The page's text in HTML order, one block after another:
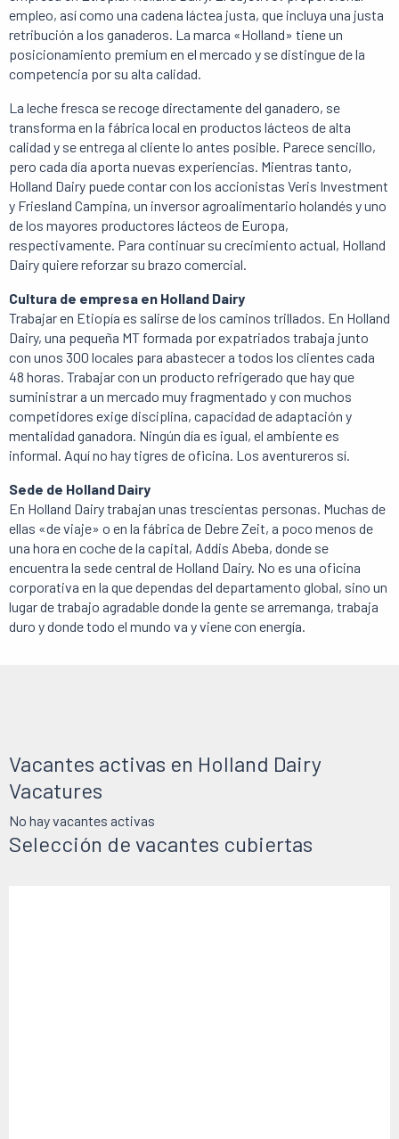
empleo, así como una cadena láctea justa, que incluya una justa
retribución a los ganaderos. La marca «Holland» tiene un
posicionamiento premium en el mercado y se distingue de la
competencia por su alta calidad.
La leche fresca se recoge directamente del ganadero, se
transforma en la fábrica local en productos lácteos de alta
calidad y se entrega al cliente lo antes posible. Parece sencillo,
pero cada día aporta nuevas experiencias. Mientras tanto,
Holland Dairy puede contar con los accionistas Veris Investment
y Friesland Campina, un inversor agroalimentario holandés y uno
de los mayores productores lácteos de Europa,
respectivamente. Para continuar su crecimiento actual, Holland
Dairy quiere reforzar su brazo comercial.
Cultura de empresa en Holland Dairy
Trabajar en Etiopía es salirse de los caminos trillados. En Holland
Dairy, una pequeña MT formada por expatriados trabaja junto
con unos 300 locales para abastecer a todos los clientes cada
48 horas. Trabajar con un producto refrigerado que hay que
suministrar a un mercado muy fragmentado y con muchos
competidores exige disciplina, capacidad de adaptación y
mentalidad ganadora. Ningún día es igual, el ambiente es
informal. Aquí no hay tigres de oficina. Los aventureros sí.
Sede de Holland Dairy
En Holland Dairy trabajan unas trescientas personas. Muchas de
ellas «de viaje» o en la fábrica de Debre Zeit, a poco menos de
una hora en coche de la capital, Addis Abeba, donde se
encuentra la sede central de Holland Dairy. No es una oficina
corporativa en la que dependas del departamento global, sino un
lugar de trabajo agradable donde la gente se arremanga, trabaja
duro y donde todo el mundo va y viene con energía.
Selección de vacantes cubiertas
Vacantes activas en Holland Dairy
Vacatures
No hay vacantes activas